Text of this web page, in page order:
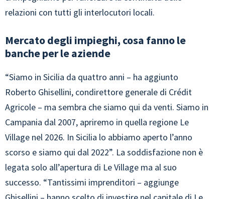
relazioni con tutti gli interlocutori locali.
Mercato degli impieghi, cosa fanno le
banche per le aziende
“Siamo in Sicilia da quattro anni – ha aggiunto
Roberto Ghisellini, condirettore generale di Crédit
Agricole – ma sembra che siamo qui da venti. Siamo in
Campania dal 2007, apriremo in quella regione Le
Village nel 2026. In Sicilia lo abbiamo aperto l’anno
scorso e siamo qui dal 2022”. La soddisfazione non è
legata solo all’apertura di Le Village ma al suo
successo. “Tantissimi imprenditori – aggiunge